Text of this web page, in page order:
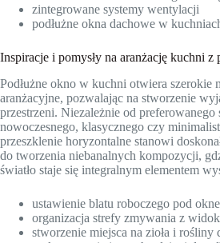
zintegrowane systemy wentylacji
podłużne okna dachowe w
Inspiracje i pomysły na aranżację kuchni z
Podłużne okno w kuchni otwiera szerokie
aranżacyjne, pozwalając na stworzenie
przestrzeni. Niezależnie od preferowanego
nowoczesnego, klasycznego czy
przeszklenie horyzontalne stanowi
do tworzenia niebanalnych kompozycji,
światło staje się integralnym elementem
ustawienie blatu roboczego pod
organizacja strefy zmywania z
stworzenie miejsca na zioła i rośliny